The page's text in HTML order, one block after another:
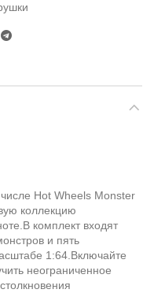
Hot Wheels Monster
коллекцию
комплект входят
и пять
1:64.Включайте
неограниченное